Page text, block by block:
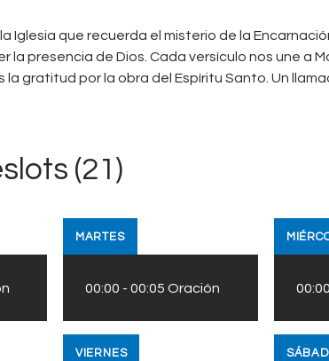
Iglesia que recuerda el misterio de la
presencia de Dios. Cada versículo nos une a
gratitud por la obra del Espíritu Santo. Un
(21)
MARTES
00:00 -00:05 Oración 00:00
VIERNES